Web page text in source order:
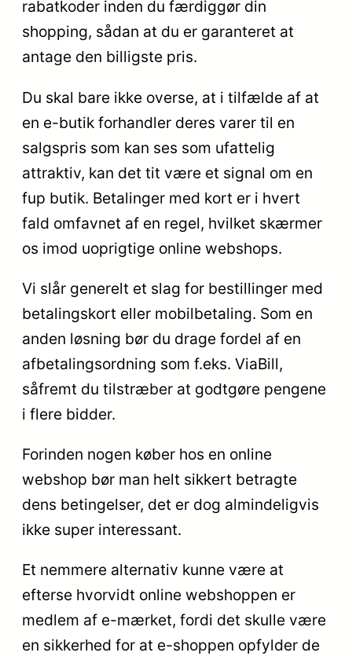
rabatkoder inden du færdiggør din
shopping, sådan at du er garanteret at
antage den billigste pris.
Du skal bare ikke overse, at i tilfælde af at
en e-butik forhandler deres varer til en
salgspris som kan ses som ufattelig
attraktiv, kan det tit være et signal om en
fup butik. Betalinger med kort er i hvert
fald omfavnet af en regel, hvilket skærmer
os imod uoprigtige online webshops.
Vi slår generelt et slag for bestillinger med
betalingskort eller mobilbetaling. Som en
anden løsning bør du drage fordel af en
afbetalingsordning som f.eks. ViaBill,
såfremt du tilstræber at godtgøre pengene
i flere bidder.
Forinden nogen køber hos en online
webshop bør man helt sikkert betragte
dens betingelser, det er dog almindeligvis
ikke super interessant.
Et nemmere alternativ kunne være at
efterse hvorvidt online webshoppen er
medlem af e-mærket, fordi det skulle være
en sikkerhed for at e-shoppen opfylder de